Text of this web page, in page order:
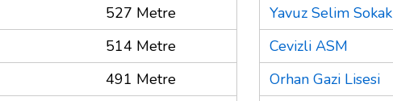
527 Metre
514 Metre
491 Metre
Yavuz Selim Sokak
Cevizli ASM
Orhan Gazi Lisesi